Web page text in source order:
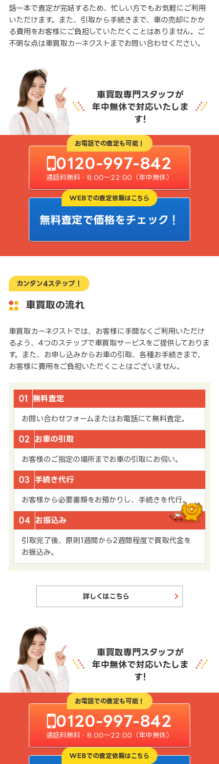
話一本で査定が完結するため、忙しい方でもお気軽にご利用
いただけます。また、引取から手続きまで、車の売却にかか
る費用をお客様にご負担していただくことはありません。ご
不明な点は車買取カーネクストまでお問い合わせください。
車買取専門スタッフが
年中無休で対応いたしま
す!
お電話での査定も可能！
0120-997-842
通話料無料・8:00〜22:00（年中無休）
WEBでの査定依頼はこちら
無料査定で価格をチェック！
カンタン4ステップ！
車買取の流れ
車買取カーネクストでは、お客様に手間なくご利用いただけ
るよう、4つのステップで車買取サービスをご提供しておりま
す。また、お申し込みからお車の引取、各種お手続きまで、
お客様に費用をご負担いただくことはございません。
01 無料査定
お問い合わせフォームまたはお電話にて無料査定。
02 お車の引取
お客様のご指定の場所までお車の引取にお伺い。
03 手続き代行
お客様から必要書類をお預かりし、手続きを代行。
04 お振込み
引取完了後、原則1週間から2週間程度で買取代金を
お振込み。
詳しくはこちら
車買取専門スタッフが
年中無休で対応いたしま
す!
お電話での査定も可能！
0120-997-842
通話料無料・8:00〜22:00（年中無休）
WEBでの査定依頼はこちら